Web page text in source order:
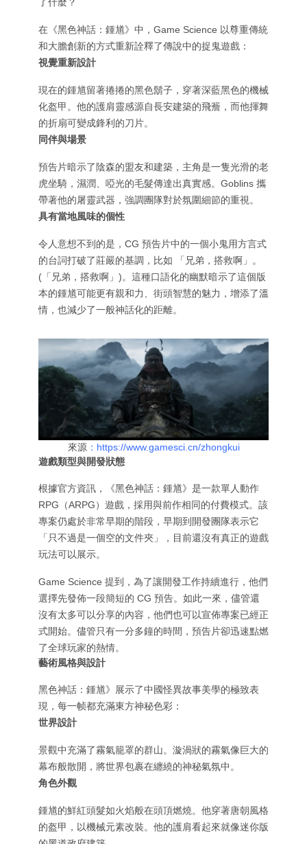
在《黑色神話：鍾馗》中，Game Science 以尊重傳統
和大膽創新的方式重新詮釋了傳說中的捉鬼遊戲：
視覺重新設計
現在的鍾馗留著捲捲的黑色鬍子，穿著深藍黑色的機械
化盔甲。他的護肩靈感源自長安建築的飛簷，而他揮舞
的折扇可變成鋒利的刀片。
同伴與場景
預告片暗示了陰森的盟友和建築，主角是一隻光滑的老
虎坐騎，濕潤、啞光的毛髮傳達出真實感。Goblins 攜
帶著他的屠靈武器，強調團隊對於氛圍細節的重視。
具有當地風味的個性
令人意想不到的是，CG 預告片中的一個小鬼用方言式
的台詞打破了莊嚴的基調，比如 「兄弟，搭救啊」。
(「兄弟，搭救啊」)。這種口語化的幽默暗示了這個版
本的鍾馗可能更有親和力、街頭智慧的魅力，增添了溫
情，也減少了一般神話化的距離。
來源：https://www.gamesci.cn/zhongkui
遊戲類型與開發狀態
根據官方資訊，《黑色神話：鍾馗》是一款單人動作
RPG（ARPG）遊戲，採用與前作相同的付費模式。該
專案仍處於非常早期的階段，早期到開發團隊表示它
「只不過是一個空的文件夾」，目前還沒有真正的遊戲
玩法可以展示。
Game Science 提到，為了讓開發工作持續進行，他們
選擇先發佈一段簡短的 CG 預告。如此一來，儘管還
沒有太多可以分享的內容，他們也可以宣佈專案已經正
式開始。儘管只有一分多鐘的時間，預告片卻迅速點燃
了全球玩家的熱情。
藝術風格與設計
黑色神話：鍾馗》展示了中國怪異故事美學的極致表
現，每一帧都充滿東方神秘色彩：
世界設計
景觀中充滿了霧氣籠罩的群山。漩渦狀的霧氣像巨大的
幕布般散開，將世界包裹在纏繞的神秘氣氛中。
角色外觀
鍾馗的鮮紅頭髮如火焰般在頭頂燃燒。他穿著唐朝風格
的盔甲，以機械元素改裝。他的護肩看起來就像迷你版